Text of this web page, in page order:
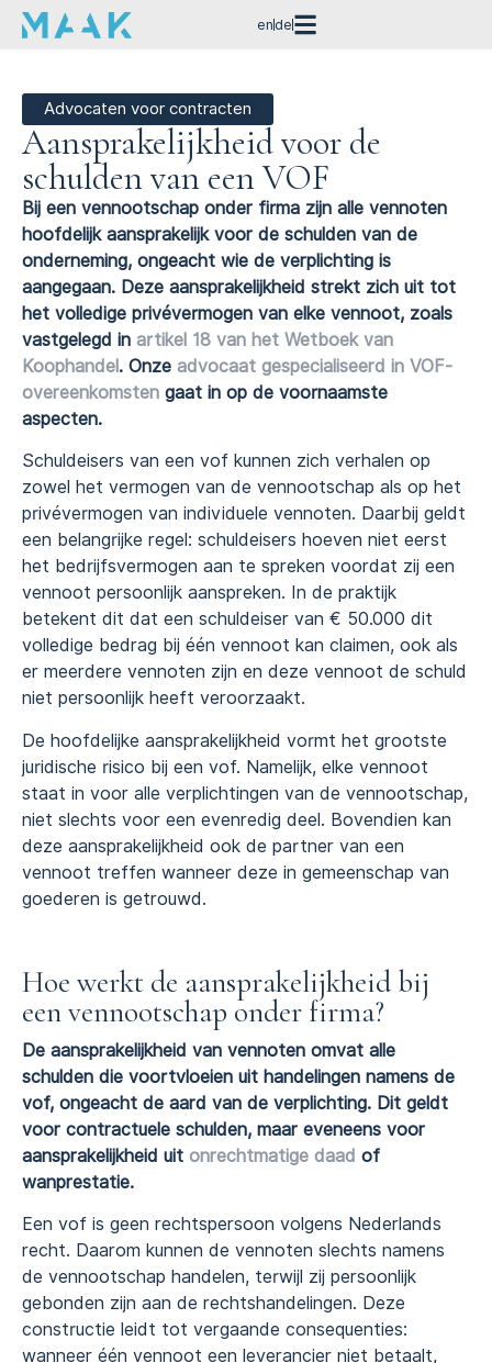
en de
Advocaten voor contracten
Aansprakelijkheid voor de
schulden van een VOF
Bij een vennootschap onder firma zijn alle vennoten
hoofdelijk aansprakelijk voor de schulden van de
onderneming, ongeacht wie de verplichting is
aangegaan. Deze aansprakelijkheid strekt zich uit tot
het volledige privévermogen van elke vennoot, zoals
vastgelegd in artikel 18 van het Wetboek van
Koophandel. Onze advocaat gespecialiseerd in VOF-
overeenkomsten gaat in op de voornaamste
aspecten.
Schuldeisers van een vof kunnen zich verhalen op
zowel het vermogen van de vennootschap als op het
privévermogen van individuele vennoten. Daarbij geldt
een belangrijke regel: schuldeisers hoeven niet eerst
het bedrijfsvermogen aan te spreken voordat zij een
vennoot persoonlijk aanspreken. In de praktijk
betekent dit dat een schuldeiser van € 50.000 dit
volledige bedrag bij één vennoot kan claimen, ook als
er meerdere vennoten zijn en deze vennoot de schuld
niet persoonlijk heeft veroorzaakt.
De hoofdelijke aansprakelijkheid vormt het grootste
juridische risico bij een vof. Namelijk, elke vennoot
staat in voor alle verplichtingen van de vennootschap,
niet slechts voor een evenredig deel. Bovendien kan
deze aansprakelijkheid ook de partner van een
vennoot treffen wanneer deze in gemeenschap van
goederen is getrouwd.
Hoe werkt de aansprakelijkheid bij
een vennootschap onder firma?
De aansprakelijkheid van vennoten omvat alle
schulden die voortvloeien uit handelingen namens de
vof, ongeacht de aard van de verplichting. Dit geldt
voor contractuele schulden, maar eveneens voor
aansprakelijkheid uit onrechtmatige daad of
wanprestatie.
Een vof is geen rechtspersoon volgens Nederlands
recht. Daarom kunnen de vennoten slechts namens
de vennootschap handelen, terwijl zij persoonlijk
gebonden zijn aan de rechtshandelingen. Deze
constructie leidt tot vergaande consequenties:
wanneer één vennoot een leverancier niet betaalt,